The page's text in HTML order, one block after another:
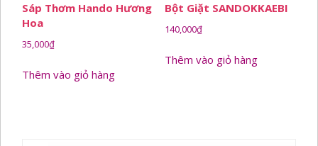
Sáp Thơm Hando Hương
Hoa
35,000₫
Thêm vào giỏ hàng
Bột Giặt SANDOKKAEBI
140,000₫
Thêm vào giỏ hàng